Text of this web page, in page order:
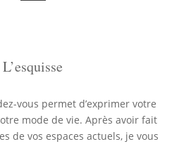
L’esquisse
vous permet d’exprimer votre
mode de vie. Après avoir fait
de vos espaces actuels, je vous